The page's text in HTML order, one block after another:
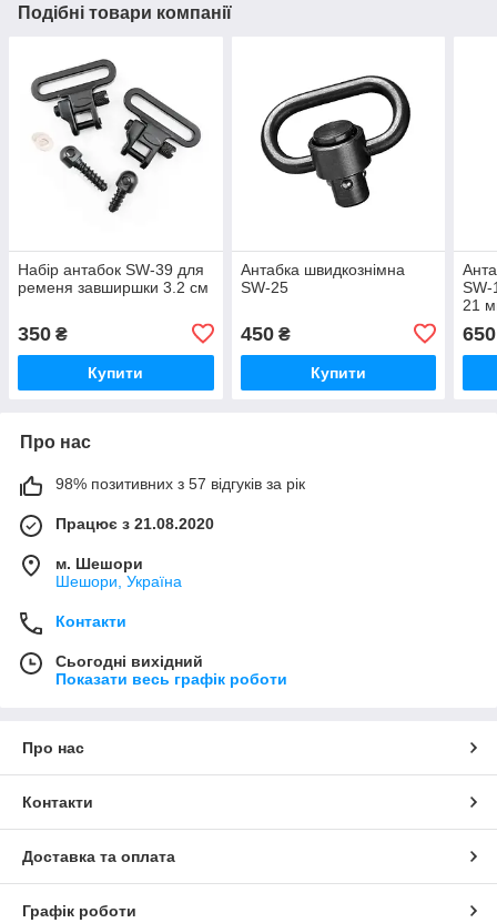
Подібні товари компанії
Набір антабок SW-39 для
ременя завширшки 3.2 см
350 ₴
Купити
Антабка швидкознімна
SW-25
450₴
Купити
SW-
21
650
Про нас
98% позитивних з 57 відгуків за рік
Працює з 21.08.2020
м. Шешори
Шешори, Україна
Контакти
Сьогодні вихідний
Показати весь графік роботи
Про нас
Контакти
Доставка та оплата
Графік роботи